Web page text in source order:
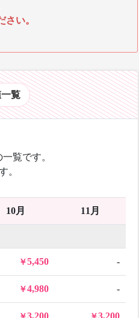
い。
一覧
覧です。
。
10月 11月
5,450 -
4,980 -
3,200 3,200